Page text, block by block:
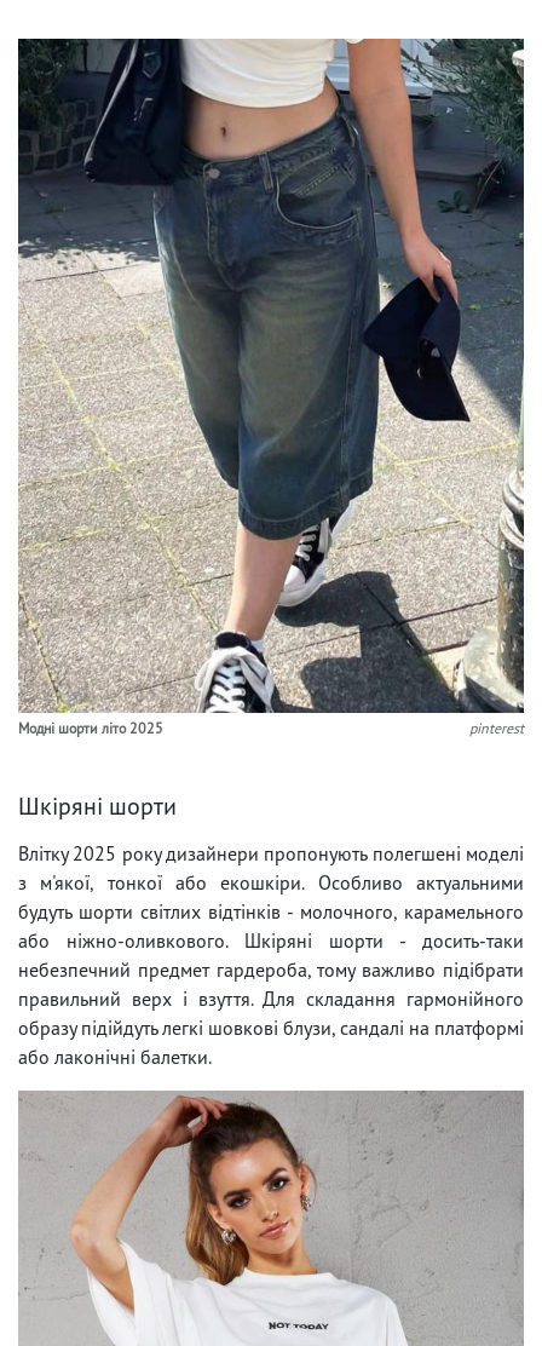
Модні шорти літо 2025 pinterest
Шкіряні шорти
Влітку 2025 року дизайнери пропонують полегшені моделі
з м'якої, тонкої або екошкіри. Особливо актуальними
будуть шорти світлих відтінків - молочного, карамельного
або ніжно-оливкового. Шкіряні шорти - досить-таки
небезпечний предмет гардероба, тому важливо підібрати
правильний верх і взуття. Для складання гармонійного
образу підійдуть легкі шовкові блузи, сандалі на платформі
або лаконічні балетки.